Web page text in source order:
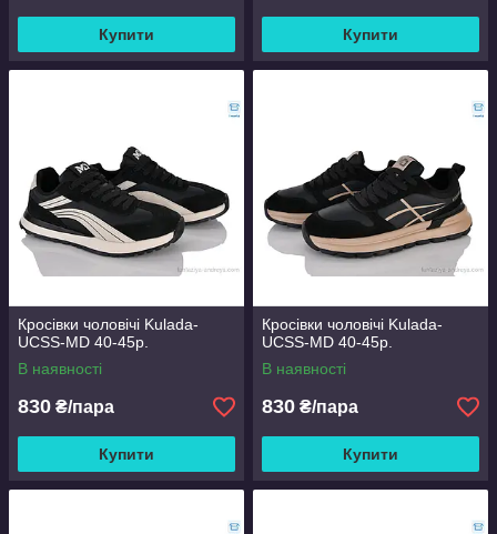
Купити Купити
Кросівки чоловічі Kulada-
UCSS-MD 40-45р.
В наявності
830 ₴/пара
Купити
Кросівки чоловічі Kulada-
UCSS-MD 40-45р.
В наявності
830 ₴/пара
Купити